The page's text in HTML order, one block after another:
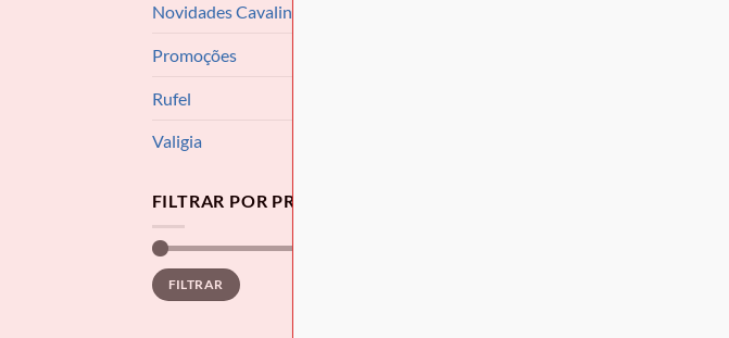
Novidades Cavalinho
Promoções
Rufel
Valigia
FILTRAR POR PREÇO
Preço
mínimo
Preço
máximo
FILTRAR